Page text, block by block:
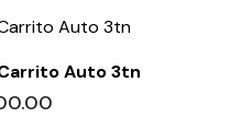
Auto 3tn